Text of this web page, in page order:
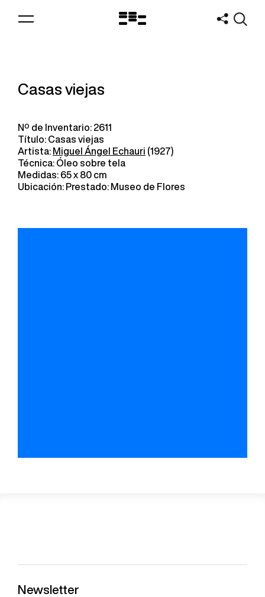
Logo
Casas viejas
Nº de Inventario: 2611
Título: Casas viejas
Artista: Miguel Ángel Echauri (1927)
Técnica: Óleo sobre tela
Medidas: 65 x 80 cm
Ubicación: Prestado: Museo de Flores
Newsletter